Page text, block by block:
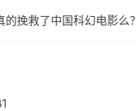
挽救了中国科幻电影么？